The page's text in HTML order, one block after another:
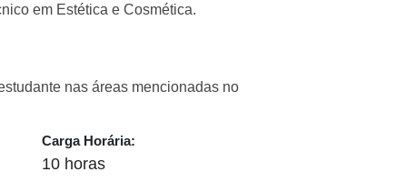
em Estética e Cosmética.
nas áreas mencionadas no
Carga Horária:
10 horas